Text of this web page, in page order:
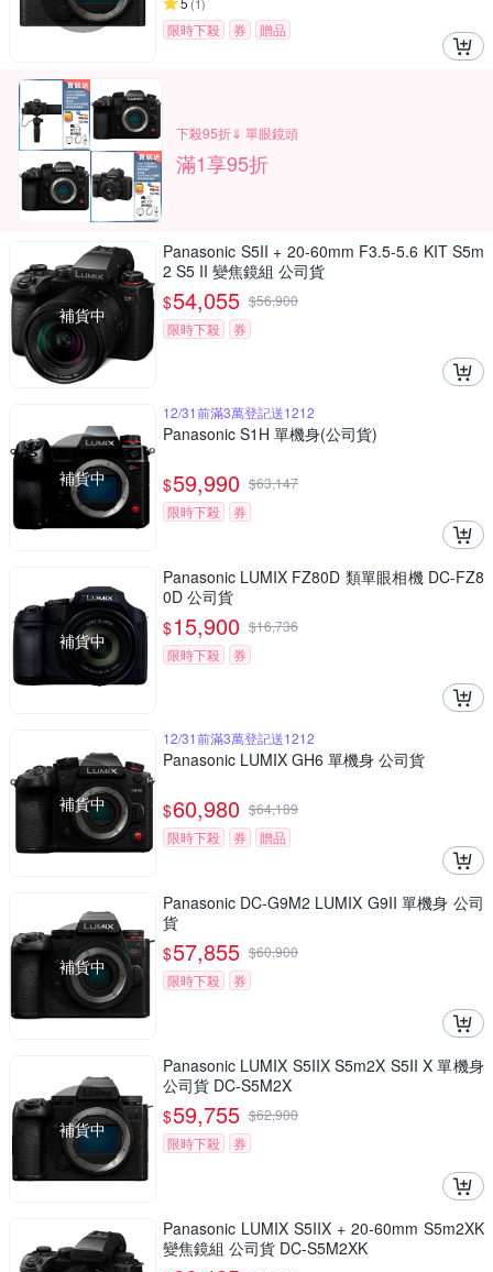
(1)
限時下殺 券 贈品
下殺95折⇓ 單眼鏡頭
滿1享95折
補貨中
Panasonic S5II + 20-60mm F3.5-5.6 KIT S5m
2 S5 II 變焦鏡組 公司貨
$54,055 $56,900
限時下殺
券
補貨中
12/31前滿3萬登記送1212
Panasonic S1H 單機身(公司貨)
$59,990 $63,147
限時下殺
券
補貨中
Panasonic LUMIX FZ80D 類單眼相機 DC-FZ8
0D 公司貨
$15,900 $16,736
限時下殺
券
補貨中
12/31前滿3萬登記送1212
Panasonic LUMIX GH6 單機身 公司貨
$60,980 $64,189
限時下殺
券 贈品
補貨中
Panasonic DC-G9M2 LUMIX G9II 單機身 公司
貨
$57,855 $60,900
限時下殺
券
補貨中
Panasonic LUMIX S5IIX S5m2X S5II X 單機身
公司貨 DC-S5M2X
$59,755 $62,900
限時下殺
券
Panasonic LUMIX S5IIX + 20-60mm S5m2XK
變焦鏡組 公司貨 DC-S5M2XK